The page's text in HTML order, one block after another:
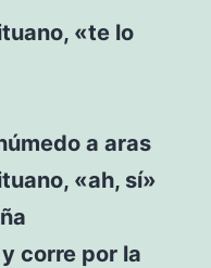
«te lo
a aras
«ah, sí»
corre por la